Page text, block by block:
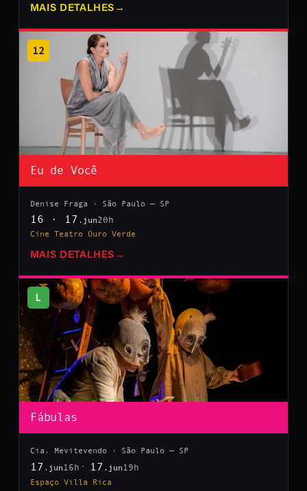
MAIS DETALHES →
12
Eu de Você
Denise Fraga · São Paulo — SP
16 · 17 .jun20h
Cine Teatro Ouro Verde
MAIS DETALHES →
L
Fábulas
Cia. Mevitevendo · São Paulo — SP
17 .jun 16h 17 .jun 19h
Espaço Villa Rica